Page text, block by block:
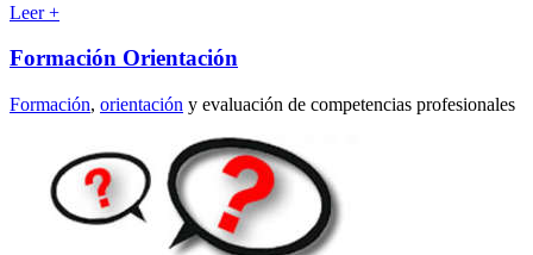
Leer +
Formación Orientación
Formación, orientación y evaluación de competencias profesionales